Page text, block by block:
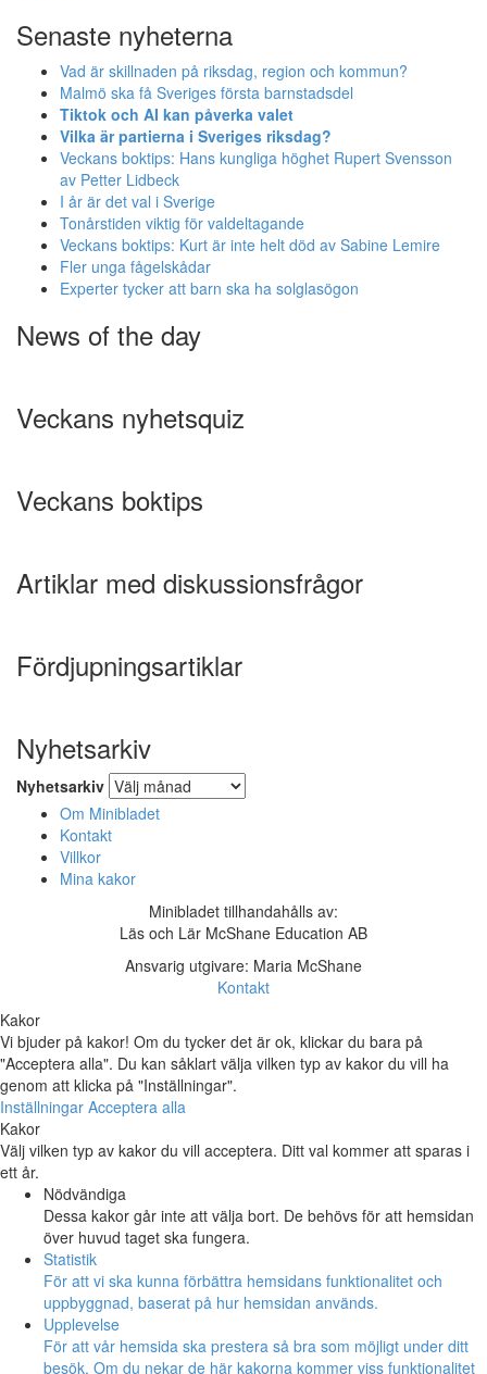
Senaste nyheterna
Vad är skillnaden på riksdag, region och kommun?
Malmö ska få Sveriges första barnstadsdel
Tiktok och AI kan påverka valet
Vilka är partierna i Sveriges riksdag?
Veckans boktips: Hans kungliga höghet Rupert Svensson
av Petter Lidbeck
I år är det val i Sverige
Tonårstiden viktig för valdeltagande
Veckans boktips: Kurt är inte helt död av Sabine Lemire
Fler unga fågelskådar
Experter tycker att barn ska ha solglasögon
News of the day
Veckans nyhetsquiz
Veckans boktips
Artiklar med diskussionsfrågor
Fördjupningsartiklar
Nyhetsarkiv
Nyhetsarkiv
Om Minibladet
Kontakt
Villkor
Mina kakor
Minibladet tillhandahålls av:
Läs och Lär McShane Education AB
Ansvarig utgivare: Maria McShane
Kontakt
Kakor
Vi bjuder på kakor! Om du tycker det är ok, klickar du bara på
"Acceptera alla". Du kan såklart välja vilken typ av kakor du vill ha
genom att klicka på "Inställningar".
Inställningar Acceptera alla
Kakor
Välj vilken typ av kakor du vill acceptera. Ditt val kommer att sparas i
ett år.
Nödvändiga
Dessa kakor går inte att välja bort. De behövs för att hemsidan
över huvud taget ska fungera.
Statistik
För att vi ska kunna förbättra hemsidans funktionalitet och
uppbyggnad, baserat på hur hemsidan används.
Upplevelse
För att vår hemsida ska prestera så bra som möjligt under ditt
besök. Om du nekar de här kakorna kommer viss funktionalitet